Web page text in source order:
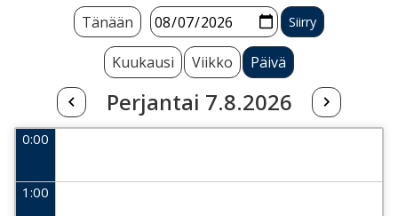
Kuukausi Viikko Päivä
Perjantai 7.8.2026
Tänään
0:00
1:00